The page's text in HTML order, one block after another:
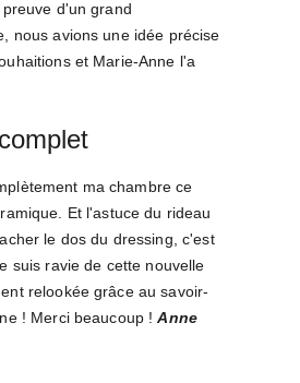
d'un grand
nous avions une idée précise
et Marie-Anne l'a
ma chambre ce
Et l'astuce du rideau
le dos du dressing, c'est
suis ravie de cette nouvelle
relookée grâce au savoir-
! Merci beaucoup ! Anne